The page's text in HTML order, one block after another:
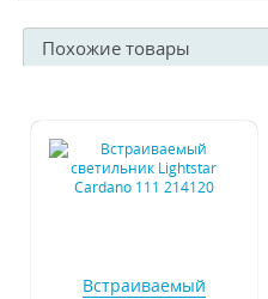
Похожие товары
Встраиваемый